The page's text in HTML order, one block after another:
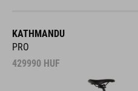
KATHMANDU
PRO
429990 HUF